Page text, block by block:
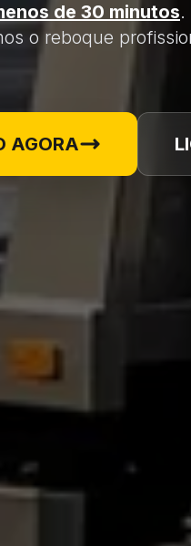
de 30 minutos.
o reboque
AGORA